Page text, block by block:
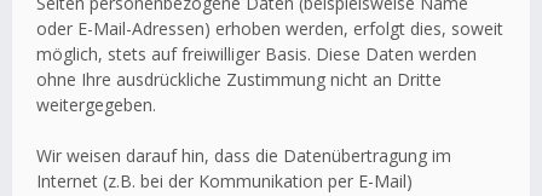
oder E-Mail-Adressen) erhoben werden, erfolgt dies, soweit
möglich, stets auf freiwilliger Basis. Diese Daten werden
ohne Ihre ausdrückliche Zustimmung nicht an Dritte
weitergegeben.
Wir weisen darauf hin, dass die Datenübertragung im
Internet (z.B. bei der Kommunikation per E-Mail)